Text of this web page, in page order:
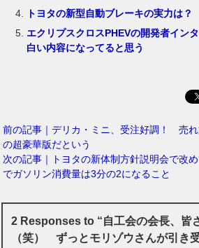
トヨタの新型自動ブレーキの実力は？
エクリプスクロスPHEVの開発者イン
白い内容になってると思う
前の記事｜デリカ・ミニ、受注好調！ 売れ
の超豪華版だという
次の記事｜トヨタの新体制方針説明会で改
でガソリン消費量は3分の2になること
2 Responses to “自工会の会長、皆
（笑） ずっとモリゾウさんが引き